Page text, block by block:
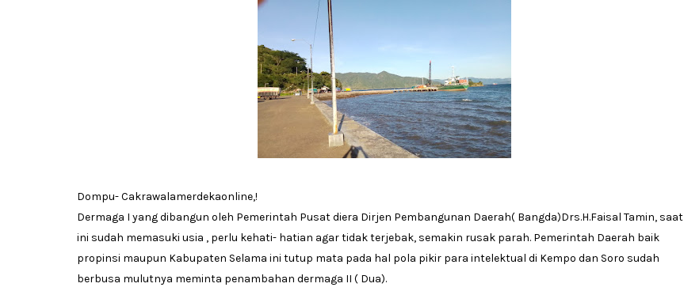
Dompu- Cakrawalamerdekaonline,!
Dermaga I yang dibangun oleh Pemerintah Pusat diera Dirjen Pembangunan Daerah( Bangda)Drs.H.Faisal Tamin, saat
ini sudah memasuki usia , perlu kehati- hatian agar tidak terjebak, semakin rusak parah. Pemerintah Daerah baik
propinsi maupun Kabupaten Selama ini tutup mata pada hal pola pikir para intelektual di Kempo dan Soro sudah
berbusa mulutnya meminta penambahan dermaga II ( Dua).